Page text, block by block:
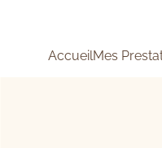
AccueilMes